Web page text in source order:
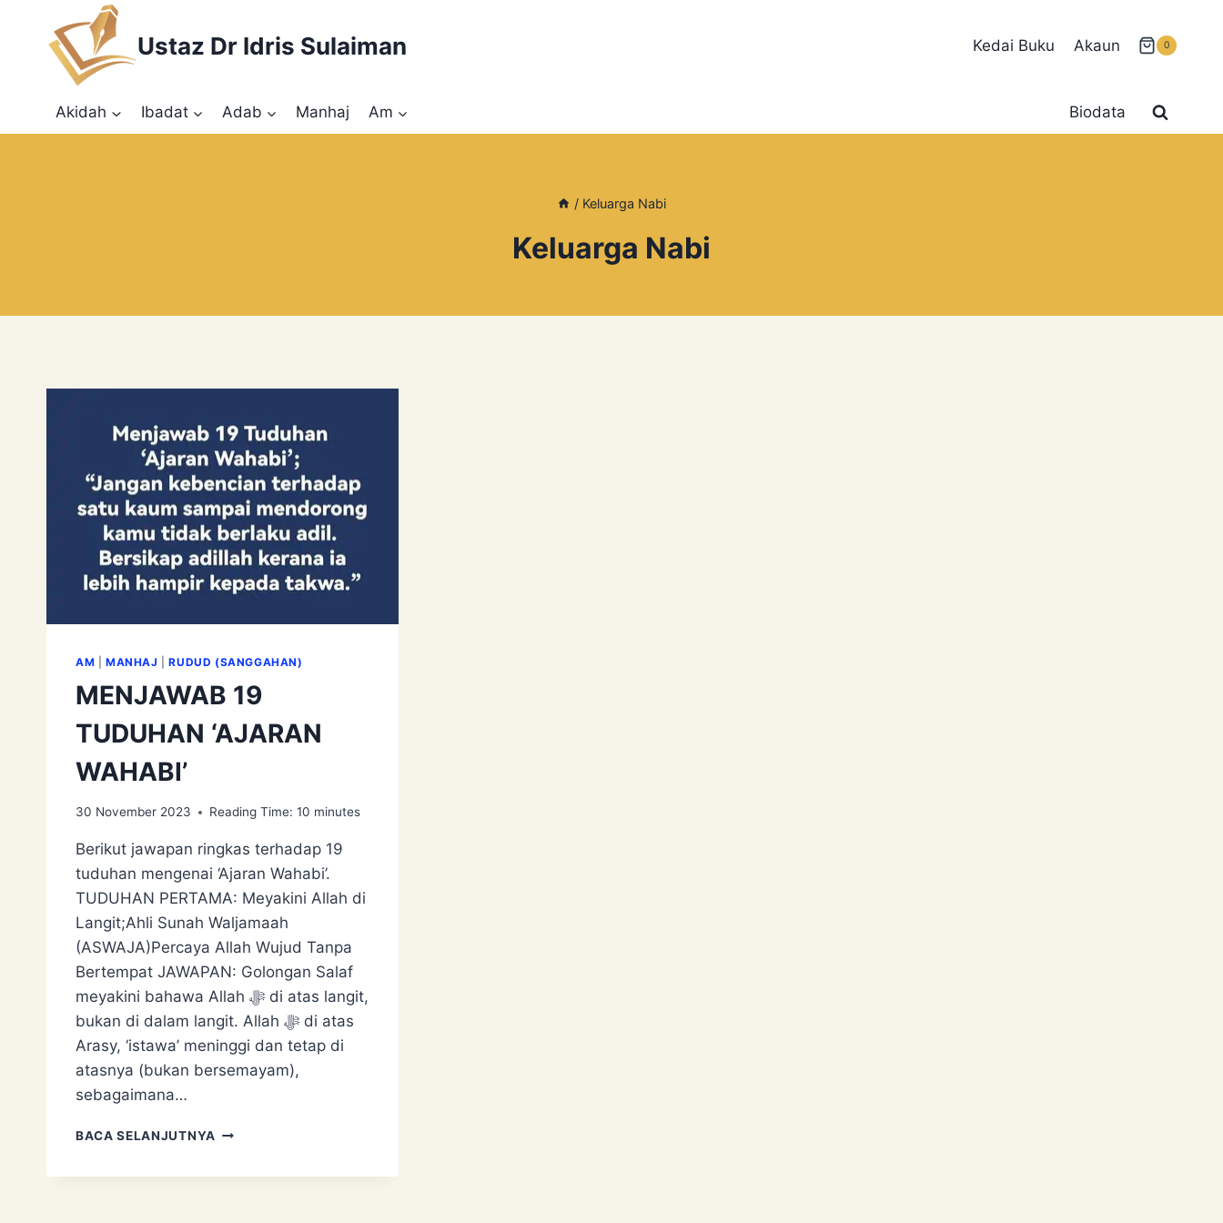
Ustaz Dr Idris Sulaiman Kedai Buku Akaun 0
Akidah Ibadat Adab Manhaj Am Biodata
/ Keluarga Nabi
Keluarga Nabi
AM MANHAJ |RUDUD (SANGGAHAN)
MENJAWAB 19
TUDUHAN ‘AJARAN
WAHABI’
30 November 2023 Reading Time: 10 minutes
Berikut jawapan ringkas terhadap 19
tuduhan mengenai ‘Ajaran Wahabi’.
TUDUHAN PERTAMA: Meyakini Allah di
Langit;Ahli Sunah Waljamaah
(ASWAJA)Percaya Allah Wujud Tanpa
Bertempat JAWAPAN: Golongan Salaf
meyakini bahawa Allah ﷻ di atas langit,
bukan di dalam langit. Allah ﷻ di atas
Arasy, ‘istawa’ meninggi dan tetap di
atasnya (bukan bersemayam),
sebagaimana…
BACA SELANJUTNYA MENJAWAB